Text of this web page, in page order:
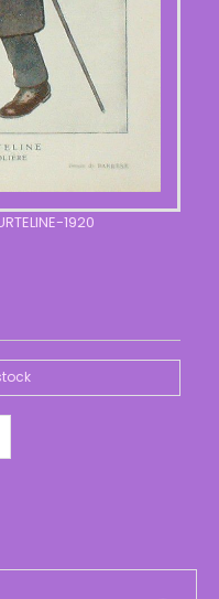
1920